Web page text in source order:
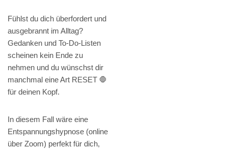
Fühlst du dich überfordert und
ausgebrannt im Alltag?
Gedanken und To-Do-Listen
scheinen kein Ende zu
nehmen und du wünschst dir
manchmal eine Art RESET 🛑
für deinen Kopf.
In diesem Fall wäre eine
Entspannungshypnose (online
über Zoom) perfekt für dich,